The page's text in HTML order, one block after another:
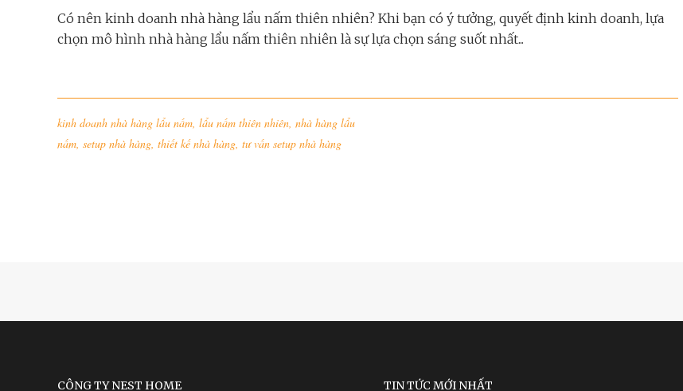
Có nên kinh doanh nhà hàng lẩu nấm thiên nhiên? Khi bạn có ý tưởng, quyết định kinh doanh, lựa
chọn mô hình nhà hàng lẩu nấm thiên nhiên là sự lựa chọn sáng suốt nhất...
kinh doanh nhà hàng lẩu nấm, lẩu nấm thiên nhiên, nhà hàng lẩu
nấm, setup nhà hàng, thiết kế nhà hàng, tư vấn setup nhà hàng
CÔNG TY NEST HOME TIN TỨC MỚI NHẤT